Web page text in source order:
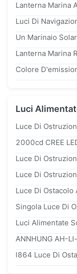
Luci
Singola Luce Di